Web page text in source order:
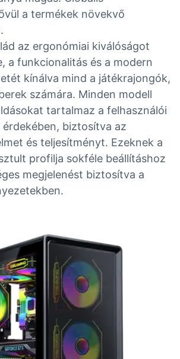
a termékek növekvő
az ergonómiai kiválóságot
a funkcionalitás és a modern
kínálva mind a játékrajongók,
számára. Minden modell
tartalmaz a felhasználói
érdekében, biztosítva az
és teljesítményt. Ezeknek a
profilja sokféle beállításhoz
megjelenést biztosítva a